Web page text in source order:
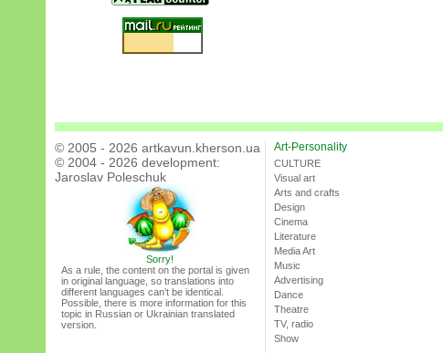
© 2005 - 2026 artkavun.kherson.ua
© 2004 - 2026 development:
Jaroslav Poleschuk
Sorry!
As a rule, the content on the portal is given
in original language, so translations into
different languages can’t be identical.
Possible, there is more information for this
topic in Russian or Ukrainian translated
version.
Art-Personality
CULTURE
Visual art
Arts and crafts
Design
Cinema
Literature
Media Art
Music
Advertising
Dance
Theatre
TV, radio
Show